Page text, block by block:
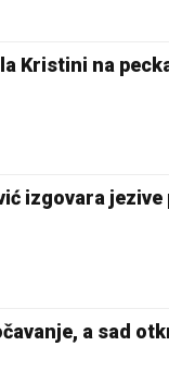
Kristini na
izgovara
a sad